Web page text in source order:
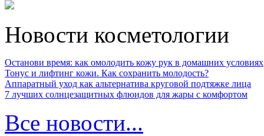
Новости косметологии
Останови время: как омолодить кожу рук в домашних условиях
Тонус и лифтинг кожи. Как сохранить молодость?
Аппаратный уход как альтернатива круговой подтяжке лица
7 лучших солнцезащитных флюидов для жары с комфортом
Все новости...